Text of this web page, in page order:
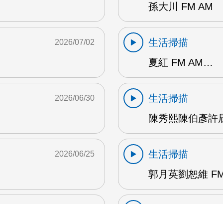
孫大川 FM AM
2026/07/02
生活掃描
夏紅 FM AM…
2026/06/30
生活掃描
陳秀熙陳伯彥許
2026/06/25
生活掃描
郭月英劉恕維